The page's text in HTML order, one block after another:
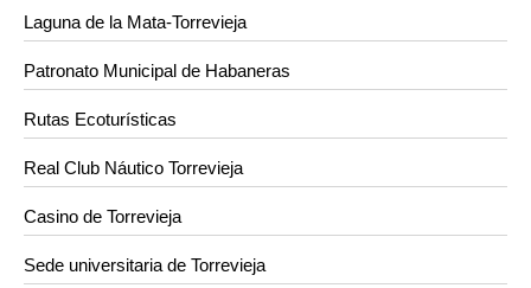
Laguna de la Mata-Torrevieja
Patronato Municipal de Habaneras
Rutas Ecoturísticas
Real Club Náutico Torrevieja
Casino de Torrevieja
Sede universitaria de Torrevieja